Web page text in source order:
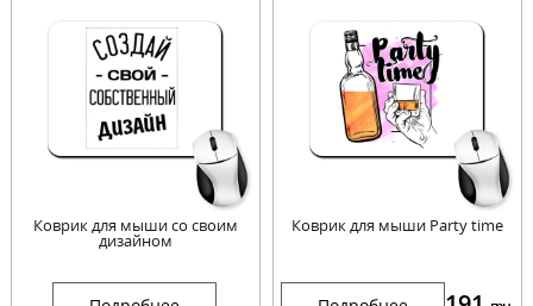
Коврик для мыши со своим
дизайном
Коврик для мыши Party time